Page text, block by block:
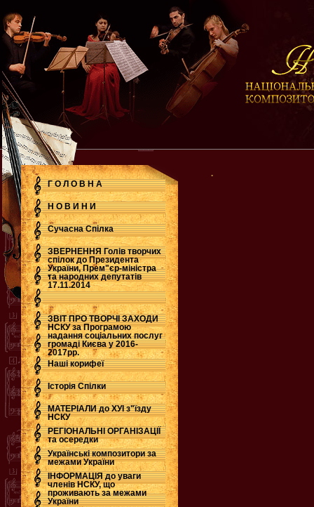
Г О Л О В Н А
Н О В И Н И
Сучасна Cпілка
ЗВЕРНЕННЯ Голів творчих
спілок до Президента
України, Прем"єр-міністра
та народних депутатів
17.11.2014
.
ЗВІТ ПРО ТВОРЧІ ЗАХОДИ
НСКУ за Програмою
надання соціальних послуг
громаді Києва у 2016-
2017рр.
.
Наші корифеї
Історія Спілки
МАТЕРІАЛИ до ХУІ з"їзду
НСКУ
РЕГІОНАЛЬНІ ОРГАНІЗАЦІЇ
та осередки
Українські композитори за
межами України
ІНФОРМАЦІЯ до уваги
членів НСКУ, що
проживають за межами
України
.